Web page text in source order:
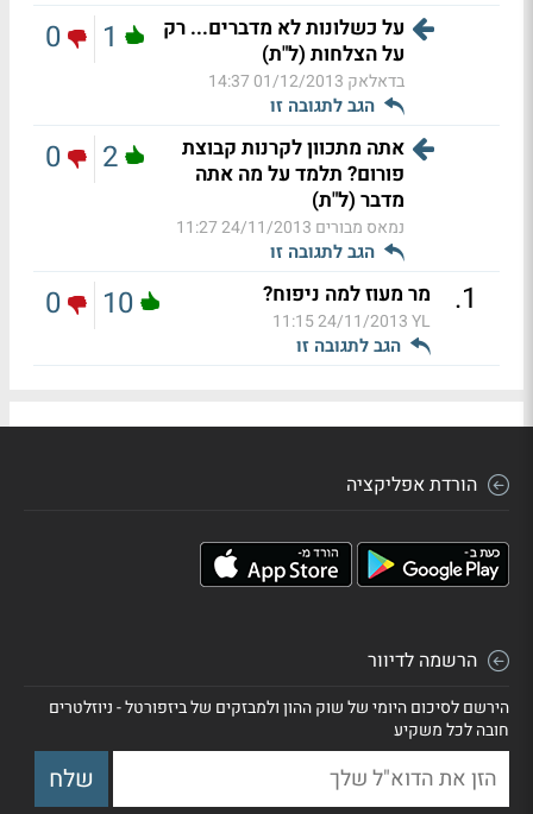
על כשלונות לא מדברים... רק
על הצלחות (ל"ת)
בדאלאק 01/12/2013 14:37
הגב לתגובה זו
1
0
אתה מתכוון לקרנות קבוצת
פורום? תלמד על מה אתה
מדבר (ל"ת)
נמאס מבורים 24/11/2013 11:27
הגב לתגובה זו
2
0
1
. מר מעוז למה ניפוח?
YL
24/11/2013 11:15
הגב לתגובה זו
10
0
הורדת אפליקציה
הרשמה לדיוור
הירשם לסיכום היומי של שוק ההון ולמבזקים של ביזפורטל - ניוזלטרים
חובה לכל משקיע